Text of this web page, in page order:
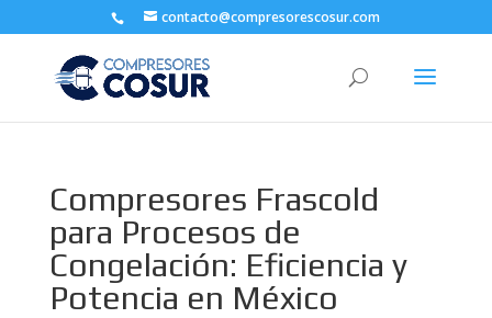
contacto@compresorescosur.com
Compresores Frascold
para Procesos de
Congelación: Eficiencia y
Potencia en México